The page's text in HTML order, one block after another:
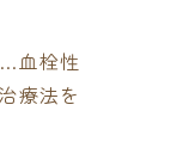
血栓性
療法を